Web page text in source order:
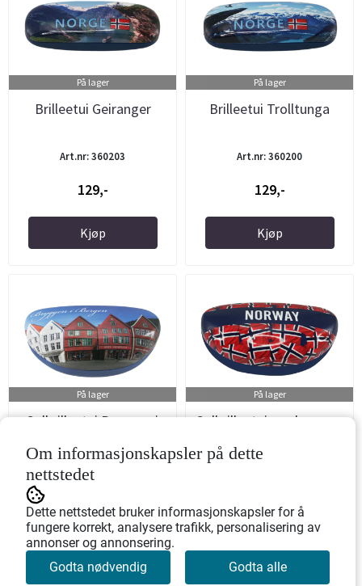
På lager
Brilleetui Geiranger
Art.nr: 360203
129,-
Kjøp
På lager
Brilleetui Trolltunga
Art.nr: 360200
129,-
Kjøp
På lager
Solbrilleetui Bryggen i
Bergen
Art.nr: 360206
Kjøp
På lager
Solbrilleetui med mange
Om informasjonskapsler på dette
nettstedet
Dette nettstedet bruker informasjonskapsler for å
fungere korrekt, analysere trafikk, personalisering av
annonser og annonsering.
Godta nødvendig
Godta alle